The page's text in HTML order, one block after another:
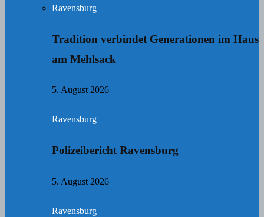
Ravensburg
Tradition verbindet Generationen im Haus
am Mehlsack
5. August 2026
Ravensburg
Polizeibericht Ravensburg
5. August 2026
Ravensburg